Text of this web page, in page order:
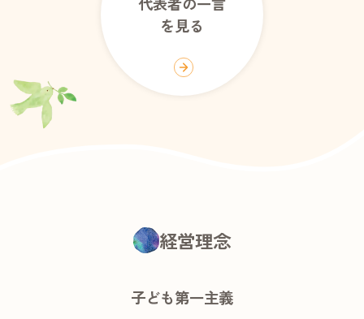
を見る
経営理念
子ども第一主義